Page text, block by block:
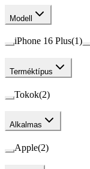
Modell
iPhone 16 Plus(1)
Terméktípus
Tokok(2)
Alkalmas
Apple(2)